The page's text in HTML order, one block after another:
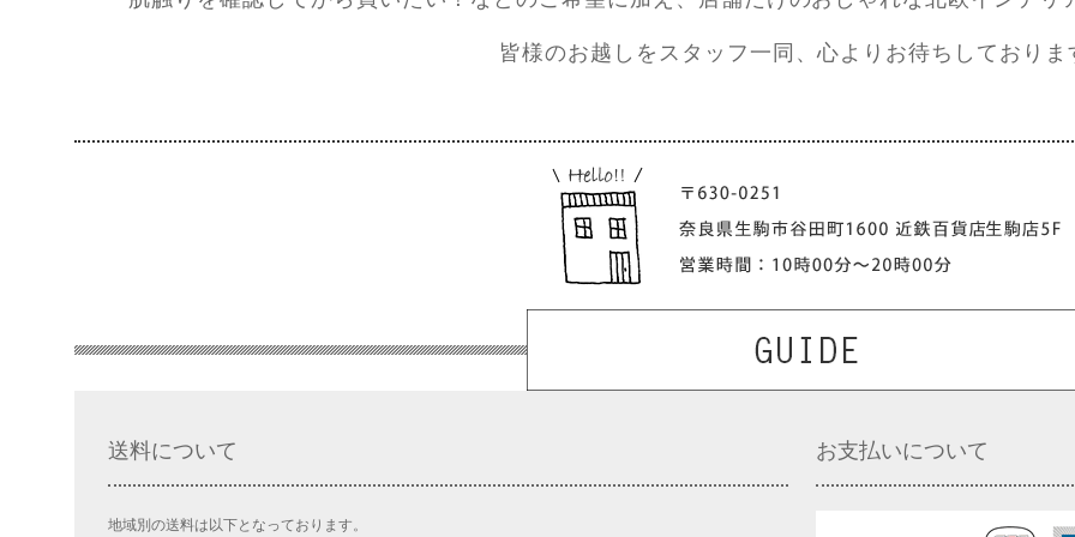
皆様のお越しをスタッフ一同、心よりお待ちしておりま
送料について
地域別の送料は以下となっております。
お支払いについて